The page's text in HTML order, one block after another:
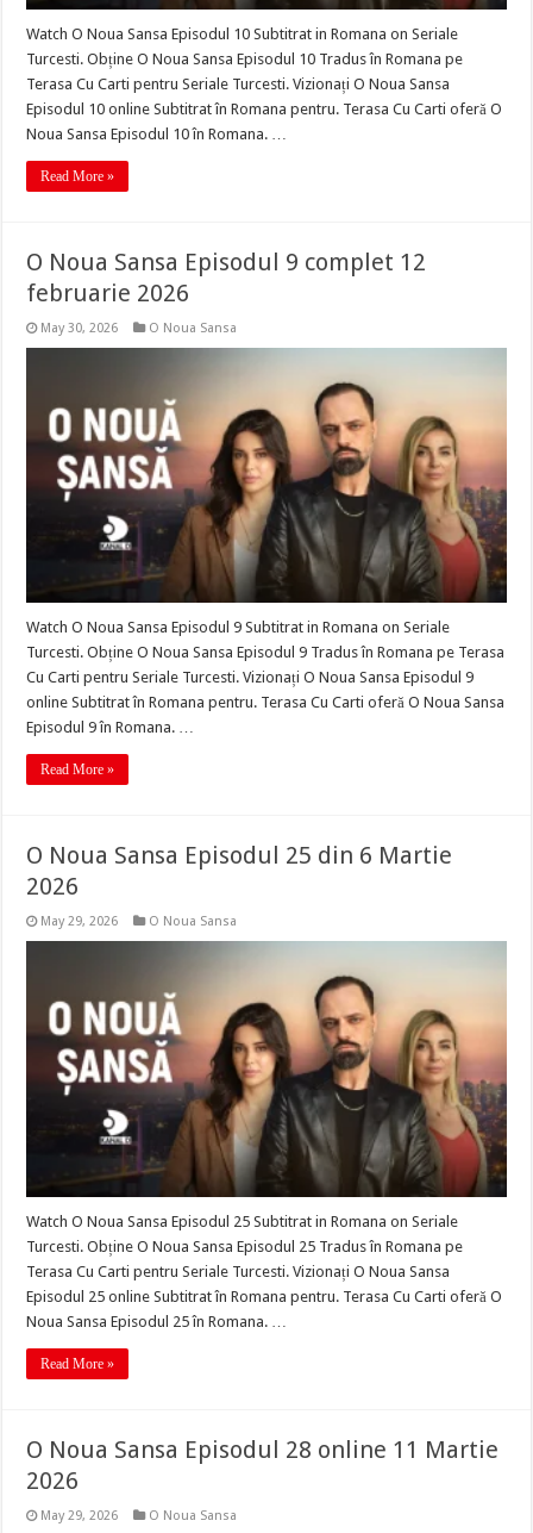
Watch O Noua Sansa Episodul 10 Subtitrat in Romana on Seriale
Turcesti. Obține O Noua Sansa Episodul 10 Tradus în Romana pe
Terasa Cu Carti pentru Seriale Turcesti. Vizionați O Noua Sansa
Episodul 10 online Subtitrat în Romana pentru. Terasa Cu Carti oferă O
Noua Sansa Episodul 10 în Romana. …
Read More »
O Noua Sansa Episodul 9 complet 12
februarie 2026
May 30, 2026 O Noua Sansa
Watch O Noua Sansa Episodul 9 Subtitrat in Romana on Seriale
Turcesti. Obține O Noua Sansa Episodul 9 Tradus în Romana pe Terasa
Cu Carti pentru Seriale Turcesti. Vizionați O Noua Sansa Episodul 9
online Subtitrat în Romana pentru. Terasa Cu Carti oferă O Noua Sansa
Episodul 9 în Romana. …
Read More »
O Noua Sansa Episodul 25 din 6 Martie
2026
May 29, 2026 O Noua Sansa
Watch O Noua Sansa Episodul 25 Subtitrat in Romana on Seriale
Turcesti. Obține O Noua Sansa Episodul 25 Tradus în Romana pe
Terasa Cu Carti pentru Seriale Turcesti. Vizionați O Noua Sansa
Episodul 25 online Subtitrat în Romana pentru. Terasa Cu Carti oferă O
Noua Sansa Episodul 25 în Romana. …
Read More »
O Noua Sansa Episodul 28 online 11 Martie
2026
May 29, 2026 O Noua Sansa